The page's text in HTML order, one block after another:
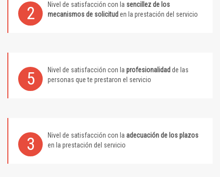
2 Nivel de satisfacción con la sencillez de los
mecanismos de solicitud en la prestación del servicio
5 Nivel de satisfacción con la profesionalidad de las
personas que te prestaron el servicio
3 Nivel de satisfacción con la adecuación de los plazos
en la prestación del servicio